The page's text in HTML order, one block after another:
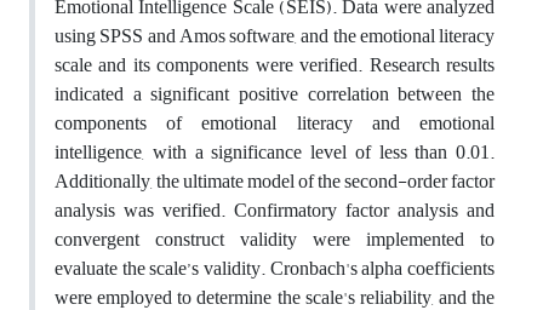
using SPSS and Amos software, and the emotional literacy
scale and its components were verified. Research results
indicated a significant positive correlation between the
components of emotional literacy and emotional
intelligence, with a significance level of less than 0.01.
Additionally, the ultimate model of the second-order factor
analysis was verified. Confirmatory factor analysis and
convergent construct validity were implemented to
evaluate the scale’s validity. Cronbach's alpha coefficients
were employed to determine the scale's reliability, and the